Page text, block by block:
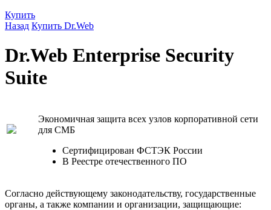
Купить
Назад Купить Dr.Web
Dr.Web Enterprise Security
Suite
Экономичная защита всех узлов корпоративной сети
для СМБ
Сертифицирован ФСТЭК России
В Реестре отечественного ПО
Согласно действующему законодательству, государственные
органы, а также компании и организации, защищающие: